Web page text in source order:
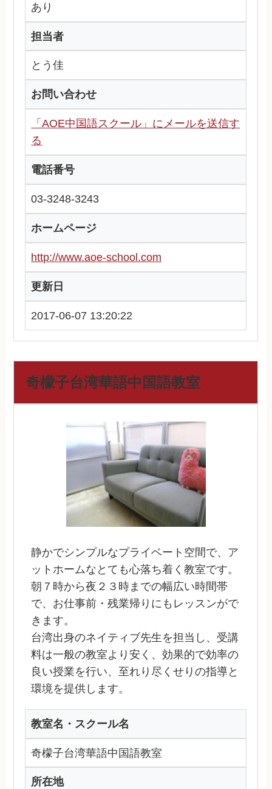
あり
担当者
とう佳
お問い合わせ
「AOE中国語スクール」にメールを送信す
る
電話番号
03-3248-3243
ホームページ
http://www.aoe-school.com
更新日
2017-06-07 13:20:22
奇檬子台湾華語中国語教室
静かでシンプルなプライベート空間で、ア
ットホームなとても心落ち着く教室です。
朝７時から夜２３時までの幅広い時間帯
で、お仕事前・残業帰りにもレッスンがで
きます。
台湾出身のネイティブ先生を担当し、受講
料は一般の教室より安く、効果的で効率の
良い授業を行い、至れり尽くせりの指導と
環境を提供します。
教室名・スクール名
奇檬子台湾華語中国語教室
所在地